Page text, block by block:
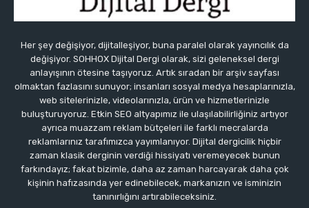
Her şey değişiyor, dijitalleşiyor, buna paralel olarak yayıncılık da
değişiyor. SOHHOX Dijital Dergi olarak, sizi geleneksel dergi
anlayışının ötesine taşıyoruz. Artık sıradan bir arşiv sayfası
olmaktan fazlasını sunuyor; insanları sosyal medya hesaplarınızla,
web sitelerinizle, videolarınızla, ürün ve hizmetlerinizle
buluşturuyoruz. Etkin SEO altyapımız ile ulaşılabilirliğiniz artıyor
ayrıca muazzam reklam bütçeleri ile farklı mecralarda
reklamlarınız tarafımızca yayımlanıyor. Dijital dergicilik hiçbir
zaman klasik derginin verdiği hissiyatı veremeyecek bunun
farkındayız; fakat bizimle, daha az zaman harcayarak daha çok
kişinin hafızasında yer edinebilecek, markanızın ve isminizin
tanınırlığını artırabileceksiniz.